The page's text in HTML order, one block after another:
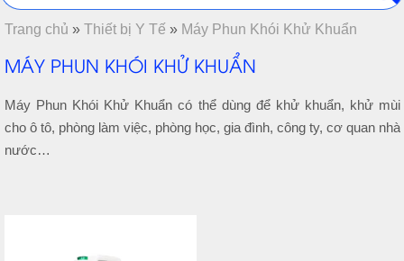
Trang chủ » Thiết bị Y Tế » Máy Phun Khói Khử Khuẩn
MÁY PHUN KHÓI KHỬ KHUẨN
Máy Phun Khói Khử Khuẩn có thể dùng để khử khuẩn, khử mùi
cho ô tô, phòng làm việc, phòng học, gia đình, công ty, cơ quan nhà
nước…